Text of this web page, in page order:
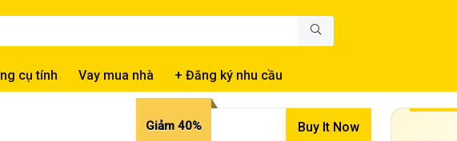
cụ tính Vay mua nhà + Đăng ký nhu cầu
Giảm 40% Buy It Now